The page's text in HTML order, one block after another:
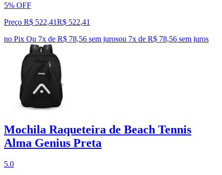
5% OFF
Preço R$ 522,41R$ 522,41
no Pix Ou 7x de R$ 78,56 sem jurosou 7x de R$ 78,56 sem juros
Mochila Raqueteira de Beach Tennis
Alma Genius Preta
5.0